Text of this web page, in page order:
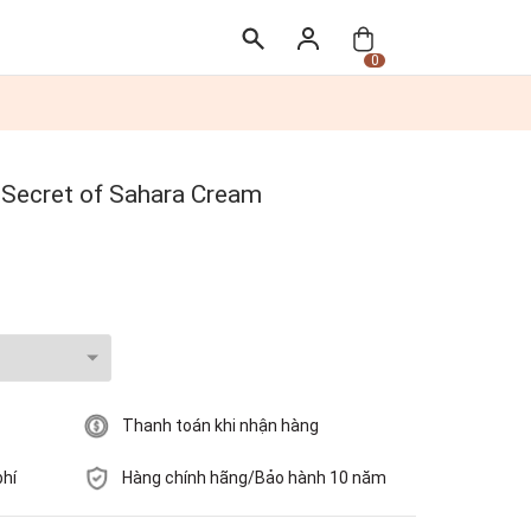
0
of Sahara Cream
Thanh toán khi nhận hàng
Hàng chính hãng/Bảo hành 10 năm